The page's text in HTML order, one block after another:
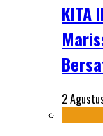
KITA
2